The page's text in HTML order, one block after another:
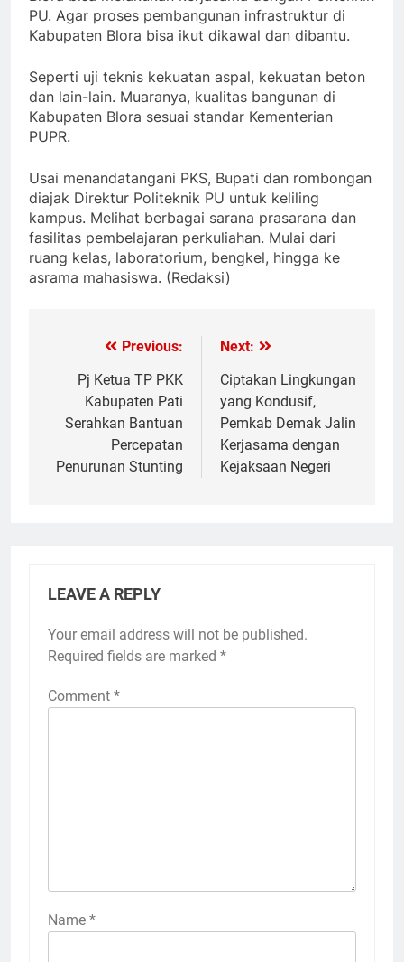
PU. Agar proses pembangunan infrastruktur di
Kabupaten Blora bisa ikut dikawal dan dibantu.
Seperti uji teknis kekuatan aspal, kekuatan beton
dan lain-lain. Muaranya, kualitas bangunan di
Kabupaten Blora sesuai standar Kementerian
PUPR.
Usai menandatangani PKS, Bupati dan rombongan
diajak Direktur Politeknik PU untuk keliling
kampus. Melihat berbagai sarana prasarana dan
fasilitas pembelajaran perkuliahan. Mulai dari
ruang kelas, laboratorium, bengkel, hingga ke
asrama mahasiswa. (Redaksi)
navigation
Previous:
Pj Ketua TP PKK
Kabupaten Pati
Serahkan Bantuan
Percepatan
Penurunan Stunting
Next:
Ciptakan Lingkungan
yang Kondusif,
Pemkab Demak Jalin
Kerjasama dengan
Kejaksaan Negeri
LEAVE A REPLY
Your email address will not be published.
Required fields are marked *
Comment *
Name *